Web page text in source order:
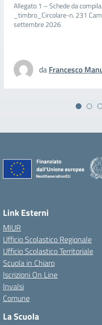
Allegato 1 – Schede da
_timbro_Circolare-n. 231
settembre 2026
da Francesco
Link Esterni
MIUR
Ufficio Scolastico Regionale
Ufficio Scolastico Territoriale
Scuola in Chiaro
Iscrizioni On Line
Invalsi
Comune
La Scuola